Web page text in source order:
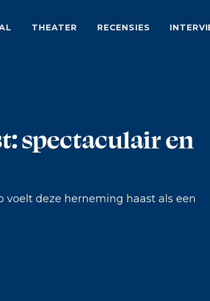
THEATER RECENSIES
spectaculair en
deze herneming haast als een